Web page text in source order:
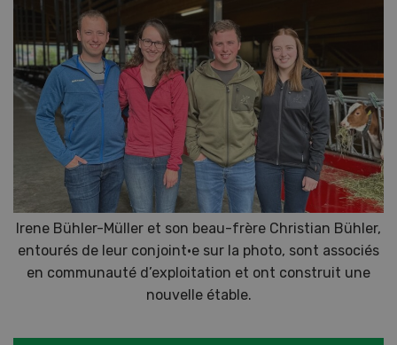
Irene Bühler-Müller et son beau-frère Christian Bühler,
entourés de leur conjoint·e sur la photo, sont associés
en communauté d’exploitation et ont construit une
nouvelle étable.